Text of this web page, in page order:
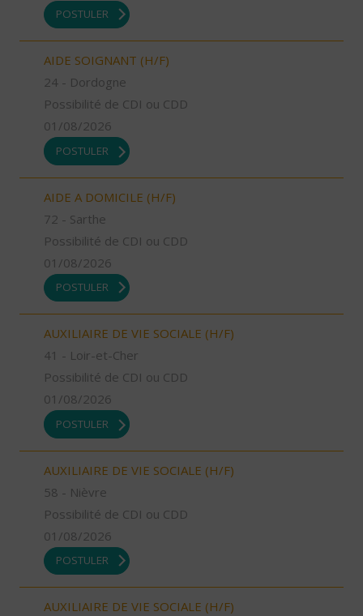
POSTULER
AIDE SOIGNANT (H/F)
24 - Dordogne
Possibilité de CDI ou CDD
01/08/2026
POSTULER
AIDE A DOMICILE (H/F)
72 - Sarthe
Possibilité de CDI ou CDD
01/08/2026
POSTULER
AUXILIAIRE DE VIE SOCIALE (H/F)
41 - Loir-et-Cher
Possibilité de CDI ou CDD
01/08/2026
POSTULER
AUXILIAIRE DE VIE SOCIALE (H/F)
58 - Nièvre
Possibilité de CDI ou CDD
01/08/2026
POSTULER
AUXILIAIRE DE VIE SOCIALE (H/F)